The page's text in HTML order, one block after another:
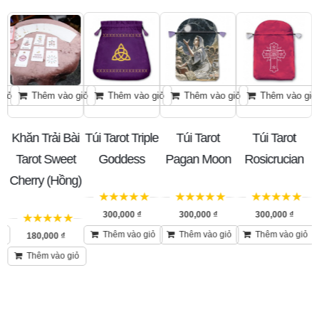
Thêm vào giỏ
Khăn Trải Bài
Tarot Sweet
Cherry (Hồng)
trên 5
180,000 ₫
Thêm vào giỏ
Thêm vào giỏ
Túi Tarot Triple
Goddess
trên 5
300,000 ₫
Thêm vào giỏ
Thêm vào giỏ
Túi Tarot
Pagan Moon
trên 5
300,000 ₫
Thêm vào giỏ
Thêm vào giỏ
Túi Tarot
Rosicrucian
trên 5
300,000 ₫
Thêm vào giỏ